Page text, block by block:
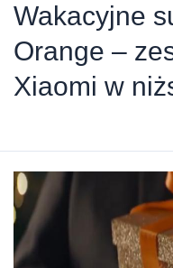
Wakacyjne
Orange –
Xiaomi w